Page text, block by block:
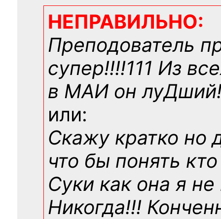
НЕПРАВИЛЬНО:
Преподователь
супер!!!!111 Из
в МАИ он
или:
Скажу кратко но
что бы понять
Суки как она я не
Никогда!!!